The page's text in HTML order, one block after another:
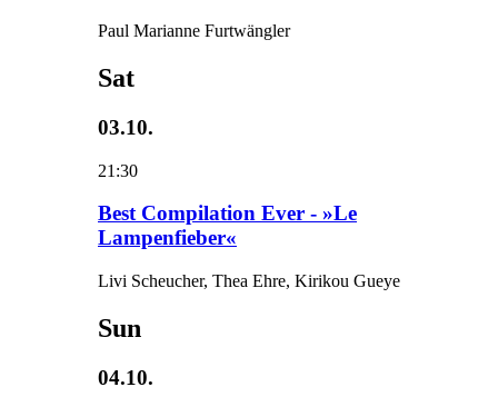
Paul Marianne Furtwängler
Sat
03.10.
21:30
Best Compilation Ever - »Le
Lampenfieber«
Livi Scheucher, Thea Ehre, Kirikou Gueye
Sun
04.10.